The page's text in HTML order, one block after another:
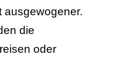
ausgewogener.
die
oder